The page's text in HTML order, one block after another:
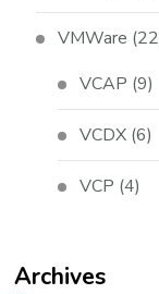
VMWare
VCAP (9)
VCDX (6)
VCP (4)
Archives